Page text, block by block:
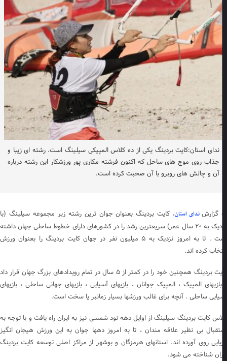
ندای استان:کایت بردینگ یکی از ده کلاس المپیکی سیلینگ است. رشته ای زیبا و
جذاب روی موج های ساحل که اکنون فرشته مکاری پور ورزشکار این رشته درباره
آن و چالش های روبرو با آن صحبت کرده است.
گزارشندای استان، کایت بردینگ بعنوان جوان ترین رشته زیر مجموعه سیلینگ (با
نزدیک به ۲۰ سال عمر) سریعترین رشد را در کشورهای دارای خطوط ساحلی جهان داشته
است . تا به امروز نزدیک به ۵ میلیون نفر در جهان کایت بردینگ را بعنوان ورزش
کرده اند.
کایت بردینگ همچنین خود را در کمتر از ۵ سال در تمام رویدادهای بزرگ جهان قرار داد
المپیک ، المپیک جوانان ، بازیهای آسیایی ، بازیهای جهانی ساحلی ، بازیهای
ساحلی . آنچه برای غالب ورزشها بسیار زمانبر یا سخت است.
کایت بردینگ سیلینگ از اوایل دهه نود شمسی نیز به ایران راه یافت و با توجه به
بی نظیر علاقه مندان ، تا به امروز دهها جوان به این ورزش هیجان انگیز
روی آورده اند. استانهای هرمزگان و بوشهر از مراکز اصلی توسعه کایت بردینگ
شناخته می شود.